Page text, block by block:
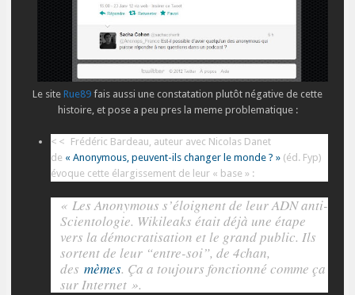
Le site Rue89 fais aussi une constatation plutôt négative de cette
histoire, et pose a peu pres la meme problematique :
<< Frédéric Bardeau, auteur avec Nicolas Danet
de « Anonymous, peuvent-ils changer le monde ? » (éd. Fyp)
évoque cette élargissement de leur « base » :
« Les Anonymous s’éloignent de leur ADN anti-
Scientologie. Wikileaks était déjà une étape
vers la démocratisation et le grand public. Ils
sortent de leur “entre-soi”, de 4chan,
des mèmes. Ça a toujours fonctionné comme ça
sur Internet ».